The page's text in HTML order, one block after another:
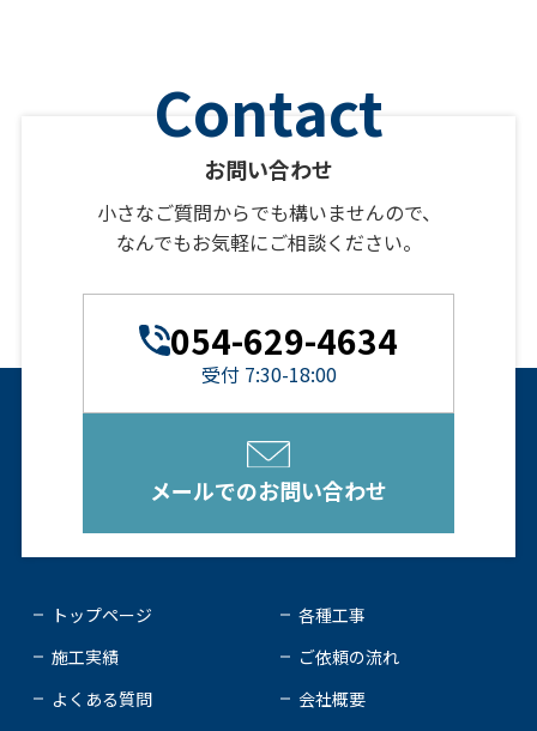
お問い合わせ
小さなご質問からでも構いませんので、
なんでもお気軽にご相談ください。
054-629-4634
受付 7:30-18:00
メールでのお問い合わせ
トップページ
各種工事
施工実績
ご依頼の流れ
よくある質問
会社概要